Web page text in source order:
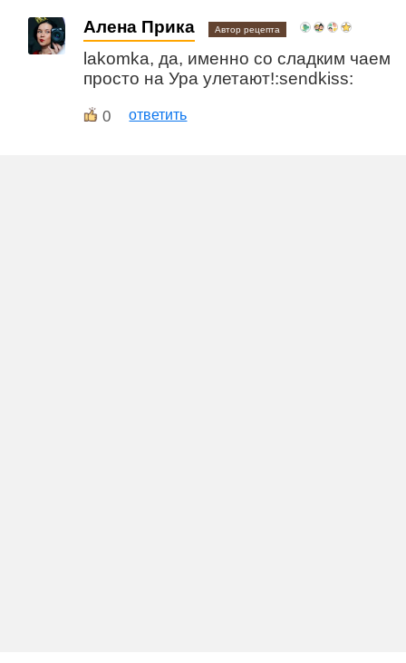
Алена Прика Автор рецепта
lakomka, да, именно со сладким чаем
просто на Ура улетают!:sendkiss:
0 ответить